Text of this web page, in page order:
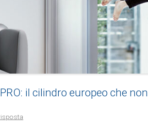
il cilindro europeo che